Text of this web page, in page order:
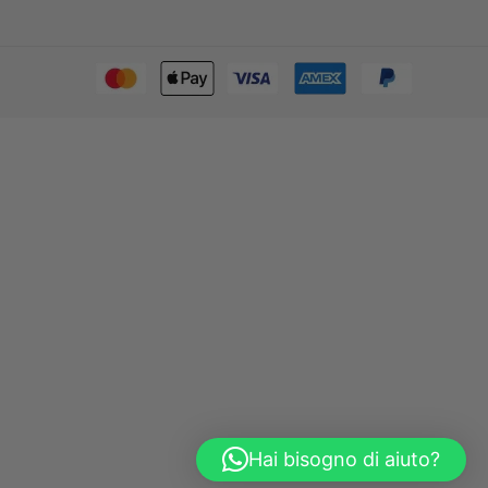
Hai bisogno di aiuto?